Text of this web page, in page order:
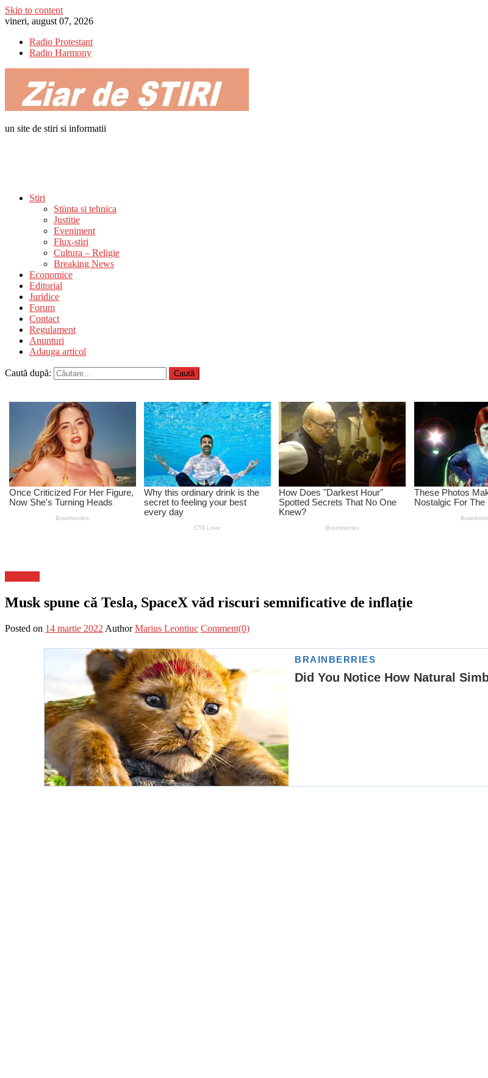
Skip to content
vineri, august 07, 2026
Radio Protestant
Radio Harmony
un site de stiri si informatii
Stiri
Stiinta si tehnica
Justitie
Eveniment
Flux-stiri
Cultura – Religie
Breaking News
Economice
Editorial
Juridice
Forum
Contact
Regulament
Anunturi
Adauga articol
Caută după:
Musk spune că Tesla, SpaceX văd riscuri semnificative de inflație
Posted on 14 martie 2022 Author Marius Leontiuc Comment(0)